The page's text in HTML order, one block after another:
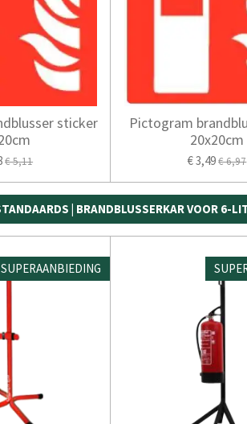
sticker
€ 5,11
Pictogram
20x20cm
€ 3,49€ 6,97
| BRANDBLUSSERKAR VOOR 6-
SUPERAANBIEDING